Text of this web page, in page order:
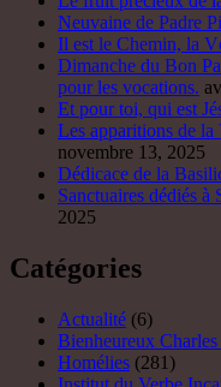
Actualité(6)
Bienheureux
Homélies(281)
Institut du Verbe
Martyrologe(34)
Missions(15)
Nouvelles (13)
Saint Joseph(23)
Saints(49)
Uncategorized
Vie spirituelle
Abonnez-vous à